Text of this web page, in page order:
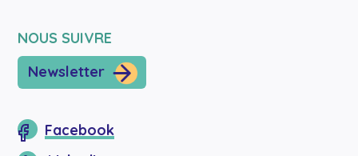
NOUS SUIVRE
Newsletter
Facebook